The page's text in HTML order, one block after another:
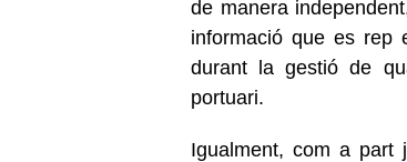
de manera
informació que es rep
durant la gestió de
portuari.
Igualment, com a part